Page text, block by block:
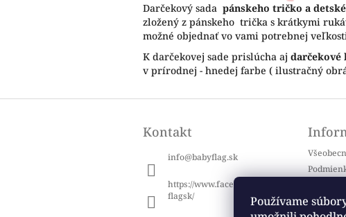
Používame
Darčekový sada pánskeho tričko a
zložený z pánskeho trička s krátkymi
možné objednať vo vami potrebnej
K darčekovej sade prislúcha aj darčekové
v prírodnej - hnedej farbe ( ilustračný
Z
Kontakt
info@babyflag.sk
https://www.facebook.com/baby
flagsk/
údajov
Kontakty